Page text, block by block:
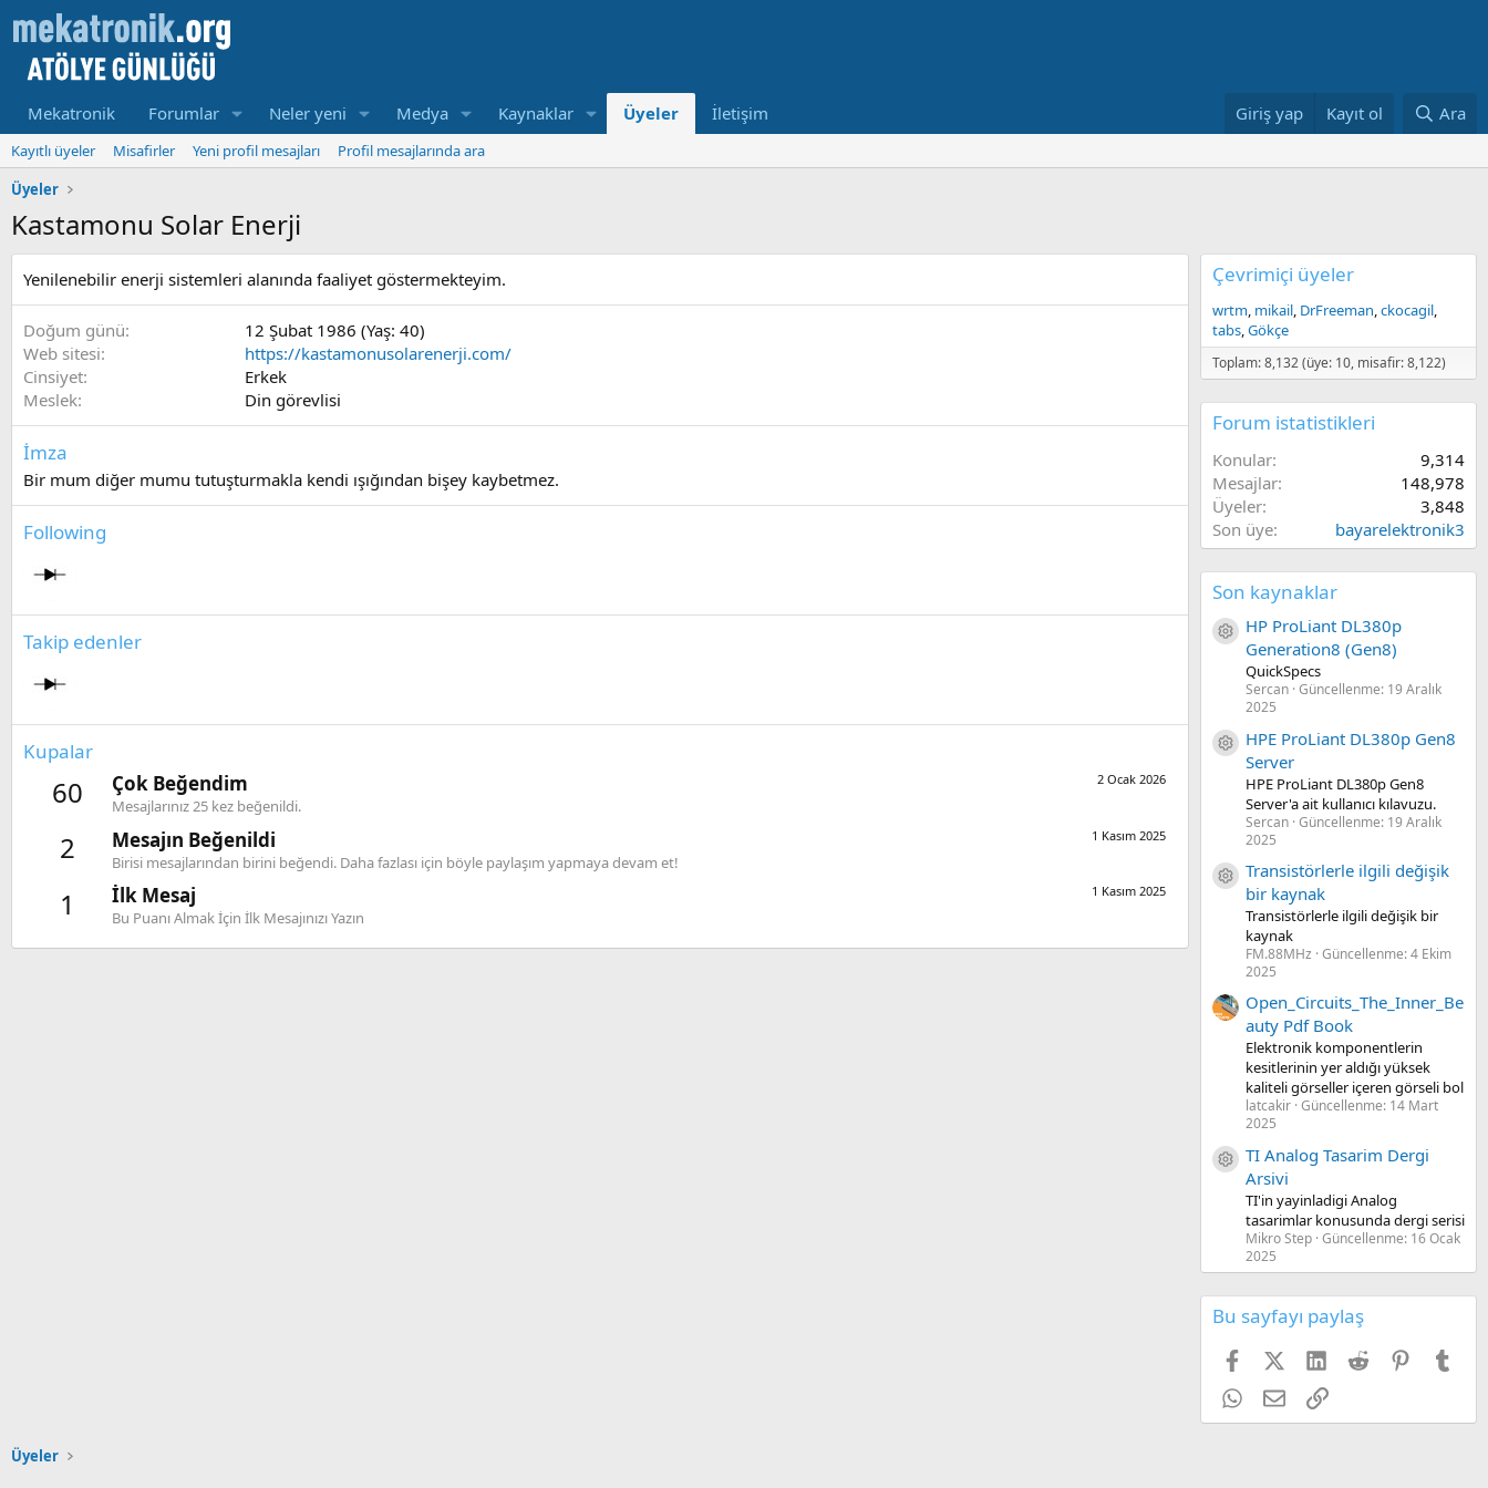
Mekatronik Forumlar Neler yeni Medya Kaynaklar Üyeler İletişim Giriş yap Kayıt ol Ara
Kayıtlı üyeler Misafirler Yeni profil mesajları
Profil mesajlarında ara
Üyeler
Kastamonu Solar Enerji
Yenilenebilir enerji sistemleri alanında faaliyet göstermekteyim.
Doğum günü
12 Şubat 1986 (Yaş: 40)
Web sitesi
https://kastamonusolarenerji.com/
Cinsiyet
Erkek
Meslek
Din görevlisi
İmza
Bir mum diğer mumu tutuşturmakla kendi ışığından bişey kaybetmez.
Following
Takip edenler
Kupalar
60 2 Ocak 2026
Çok Beğendim
Mesajlarınız 25 kez beğenildi.
2 1 Kasım 2025
Mesajın Beğenildi
Birisi mesajlarından birini beğendi. Daha fazlası için böyle paylaşım yapmaya devam et!
1 1 Kasım 2025
İlk Mesaj
Bu Puanı Almak İçin İlk Mesajınızı Yazın
Çevrimiçi üyeler
wrtm mikail DrFreeman ckocagil
tabs Gökçe
Toplam: 8,132 (üye: 10, misafir: 8,122)
Forum istatistikleri
Konular
9,314
Mesajlar
148,978
Üyeler
3,848
Son üye
bayarelektronik3
Son kaynaklar
Kaynak ikon/amblem
HP ProLiant DL380p
Generation8 (Gen8)
QuickSpecs
Sercan Güncellenme: 19 Aralık
2025
Kaynak ikon/amblem
HPE ProLiant DL380p Gen8
Server
HPE ProLiant DL380p Gen8
Server'a ait kullanıcı kılavuzu.
Sercan Güncellenme: 19 Aralık
2025
Kaynak ikon/amblem
Transistörlerle ilgili değişik
bir kaynak
Transistörlerle ilgili değişik bir
kaynak
FM.88MHz Güncellenme:4 Ekim
2025
Open_Circuits_The_Inner_Be
auty Pdf Book
Elektronik komponentlerin
kesitlerinin yer aldığı yüksek
kaliteli görseller içeren görseli bol
latcakir Güncellenme: 14 Mart
2025
Kaynak ikon/amblem
TI Analog Tasarim Dergi
Arsivi
TI'in yayinladigi Analog
tasarimlar konusunda dergi serisi
Mikro Step Güncellenme: 16 Ocak
2025
Bu sayfayı paylaş
FacebookX (Twitter)
LinkedIn
Reddit Pinterest
WhatsApp
E-postaLink
Üyeler